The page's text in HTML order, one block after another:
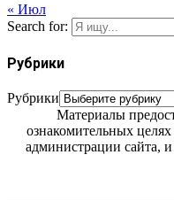
« Июл
Search for:
Рубрики
Рубрики
Материалы
ознакомительных
администрации сайта,